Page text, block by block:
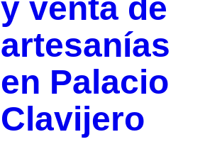
y venta de
artesanías
en Palacio
Clavijero